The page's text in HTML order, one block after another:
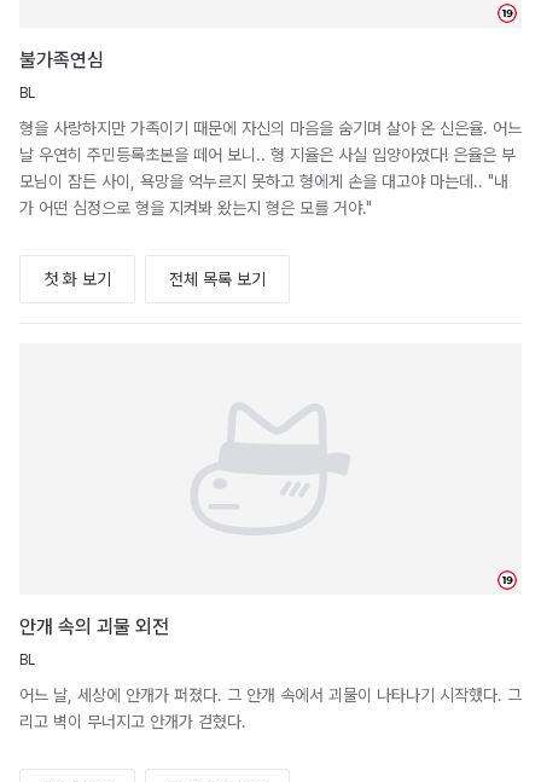
불가족연심
BL
형을 사랑하지만 가족이기 때문에 자신의 마음을 숨기며 살아 온 신은율. 어느
날 우연히 주민등록초본을 떼어 보니.. 형 지율은 사실 입양아였다! 은율은 부
모님이 잠든 사이, 욕망을 억누르지 못하고 형에게 손을 대고야 마는데.. "내
가 어떤 심정으로 형을 지켜봐 왔는지 형은 모를 거야."
첫 화 보기 전체 목록 보기
안개 속의 괴물 외전
BL
어느 날, 세상에 안개가 퍼졌다. 그 안개 속에서 괴물이 나타나기 시작했다. 그
리고 벽이 무너지고 안개가 걷혔다.